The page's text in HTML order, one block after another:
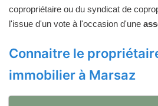
copropriétaire ou du syndicat de
l'issue d'un vote à l'occasion d'une
Connaitre le
immobilier à Marsaz